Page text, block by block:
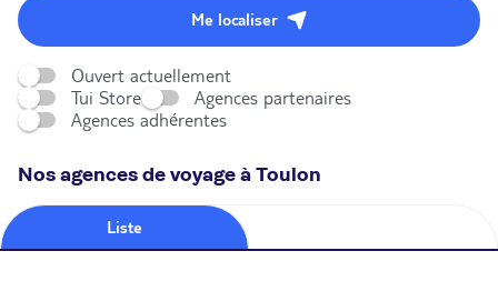
Me localiser
Ouvert actuellement
Tui Store
Agences partenaires
Agences adhérentes
Nos agences de voyage à Toulon
Liste
Carte